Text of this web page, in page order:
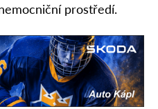
prostředí.